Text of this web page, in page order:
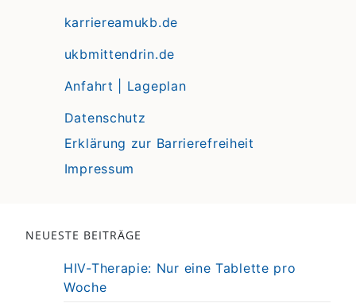
karriereamukb.de
ukbmittendrin.de
Anfahrt | Lageplan
Datenschutz
Erklärung zur Barrierefreiheit
Impressum
NEUESTE BEITRÄGE
HIV-Therapie: Nur eine Tablette pro
Woche